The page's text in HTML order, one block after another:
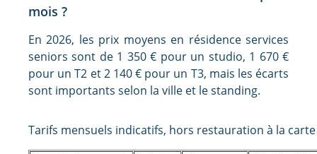
mois ?
En 2026, les prix moyens en résidence services
seniors sont de 1 350 € pour un studio, 1 670 €
pour un T2 et 2 140 € pour un T3, mais les écarts
sont importants selon la ville et le standing.
Tarifs mensuels indicatifs, hors restauration à la carte